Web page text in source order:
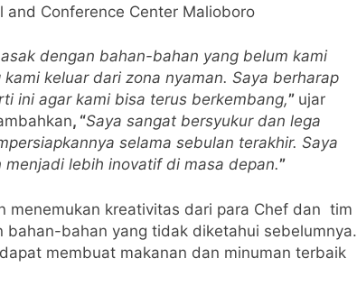
and Conference Center Malioboro
dengan bahan-bahan yang belum kami
keluar dari zona nyaman. Saya berharap
ini agar kami bisa terus berkembang,” ujar
, “Saya sangat bersyukur dan lega
selama sebulan terakhir. Saya
lebih inovatif di masa depan.”
menemukan kreativitas dari para Chef dan tim
bahan-bahan yang tidak diketahui sebelumnya.
membuat makanan dan minuman terbaik